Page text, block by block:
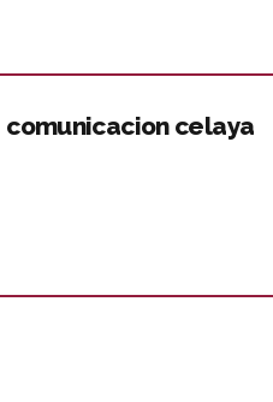
comunicacion celaya